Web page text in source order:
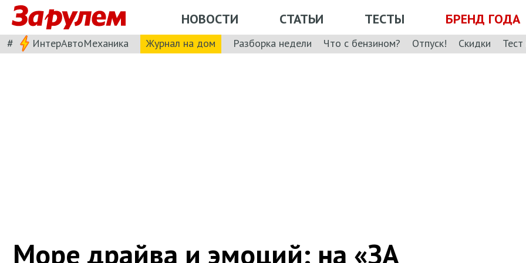
НОВОСТИ СТАТЬИ ТЕСТЫ БРЕНД ГОДА
# ИнтерАвтоМеханика Журнал на дом Разборка недели Что с бензином? Отпуск! Скидки
Море драйва и эмоций: на «ЗА